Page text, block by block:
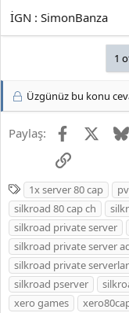
İGN : SimonBanza
1
Üzgünüz bu konu
Paylaş: Facebook
Link
E
t
i
k
e
t
l
e
1x server 80 cap
silkroad 80 cap ch
silkroad private server
silkroad private server
silkroad private
silkroad pserver
xero games